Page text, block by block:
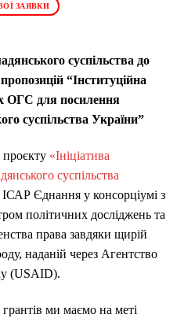
ЗАЯВКИ
суспільства до
“Інституційна
ОГС для посилення
суспільства України”
«Ініціатива
суспільства
ІСАР Єднання у консорціумі з
політичних досліджень та
права завдяки щирій
наданій через Агентство
(USAID).
ми маємо на меті